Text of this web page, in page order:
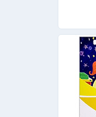
cao)
(Global)